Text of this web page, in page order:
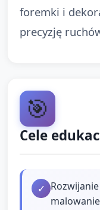
foremki i
precyzję
🎯
Cele
✓